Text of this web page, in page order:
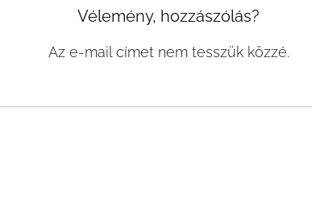
Vélemény, hozzászólás?
Az e-mail címet nem tesszük közzé.